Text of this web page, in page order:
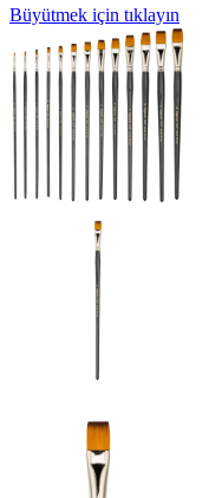
Büyütmek için tıklayın